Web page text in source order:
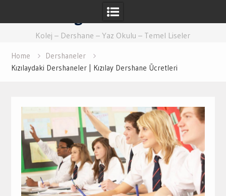
Eğitim Ankara
Kolej – Dershane – Yaz Okulu – Temel Liseler
Home
Dershaneler
Kızılaydaki Dershaneler | Kızılay Dershane Ücretleri